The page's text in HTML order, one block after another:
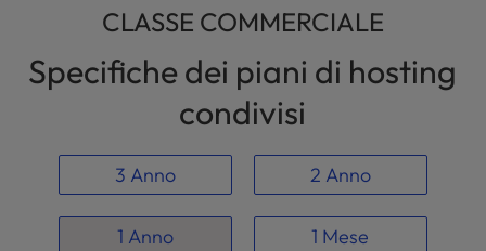
CLASSE COMMERCIALE
Specifiche dei piani di hosting
condivisi
3 Anno 2 Anno
1 Anno 1 Mese